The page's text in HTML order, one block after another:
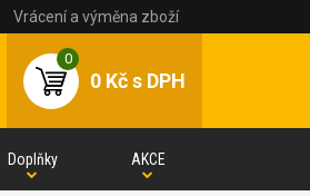
Vrácení a výměna zboží
0
0 Kčs DPH
Doplňky AKCE